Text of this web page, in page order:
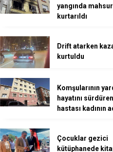
yangında
kurtarıldı
Drift atarken
kurtuldu
Komşularının
hayatını
hastası kadının
Çocuklar gezici
kütüphanede